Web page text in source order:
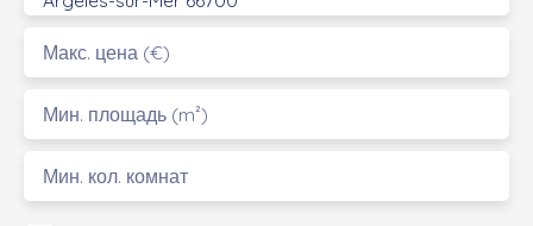
Макс. цена (€)
Мин. площадь (m²)
Мин. кол. комнат